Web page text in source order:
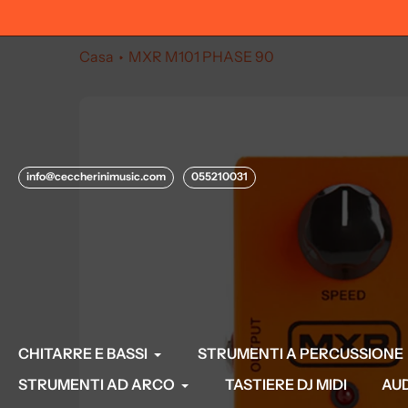
al
info@ceccherinimusic.com 055210031
CHITARRE E BASSI STRUMENTI A PERCUSSIONE
STRUMENTI AD ARCO
TASTIERE DJ MIDI
Casa MXR M101 PHASE 90